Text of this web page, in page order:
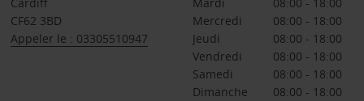
CF62 3BD
Appeler le : 03305510947
Mercredi
08:00 - 18:00
Jeudi
08:00 - 18:00
Vendredi
08:00 - 18:00
Samedi
08:00 - 18:00
Dimanche
08:00 - 18:00